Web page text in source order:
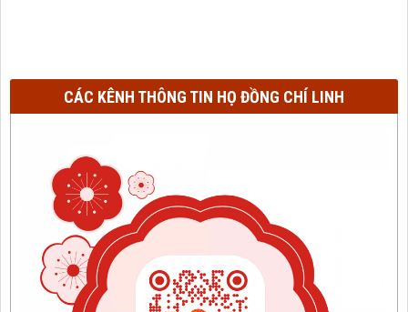
CÁC KÊNH THÔNG TIN HỌ ĐỒNG CHÍ LINH